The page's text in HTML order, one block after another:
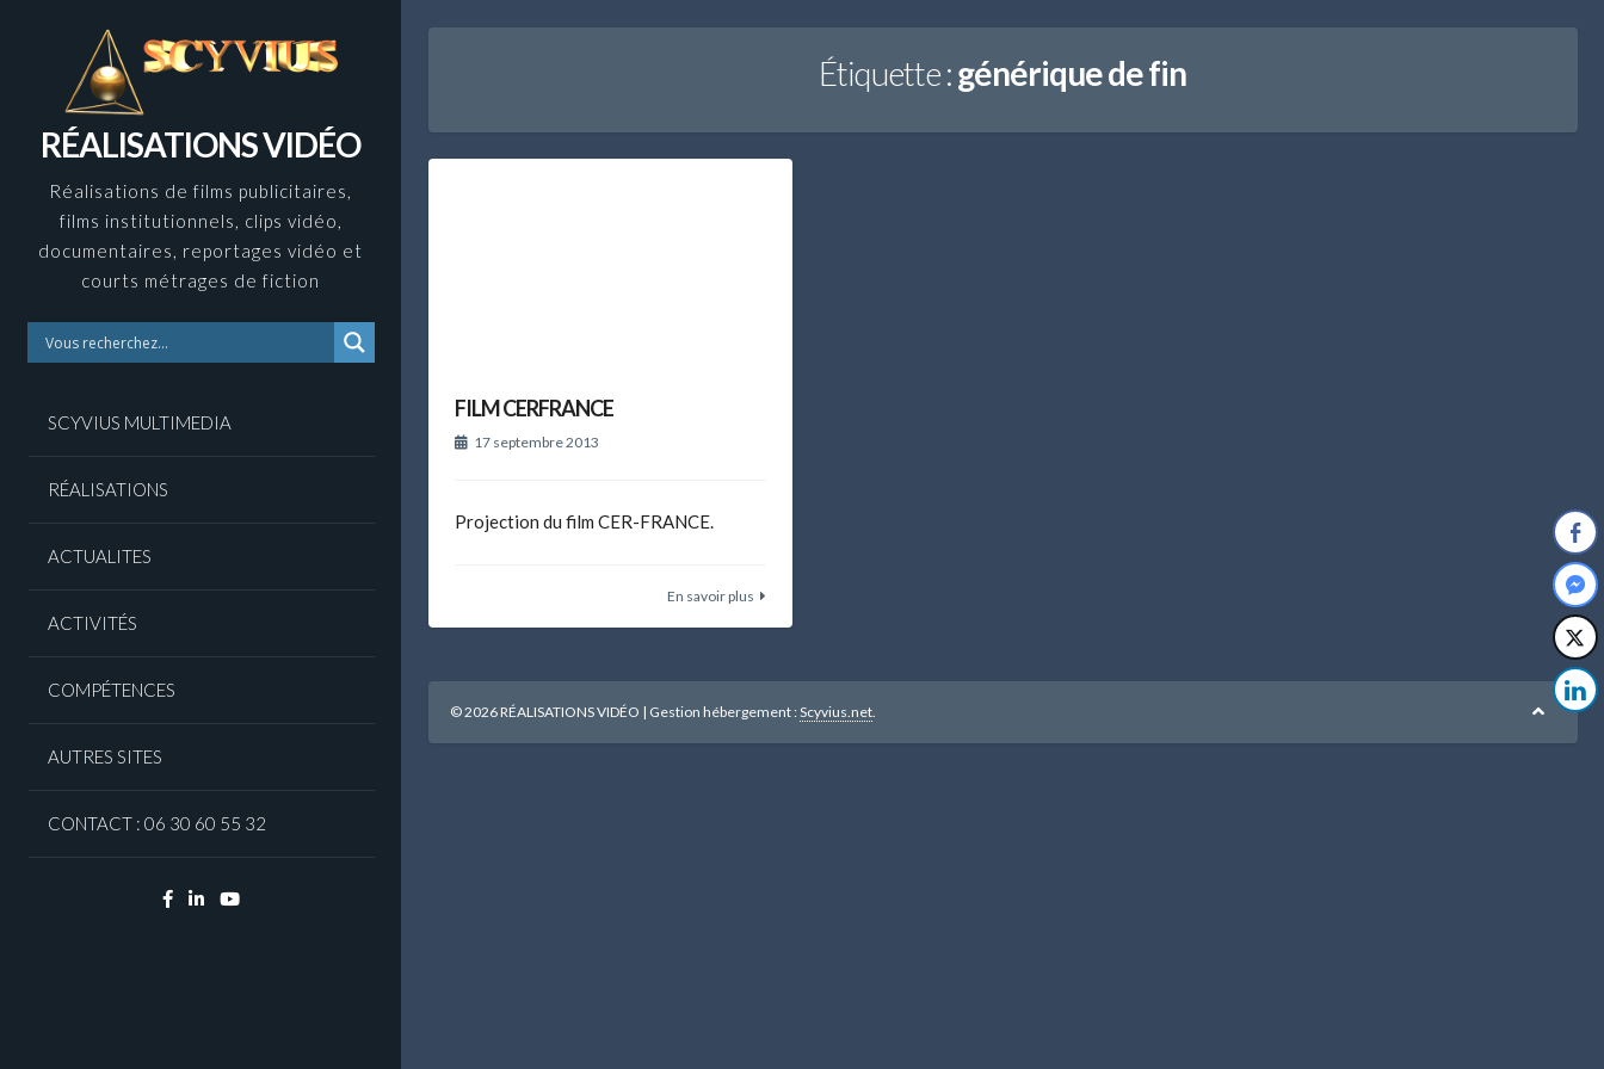
RÉALISATIONS VIDÉO
Réalisations de films publicitaires,
films institutionnels, clips vidéo,
documentaires, reportages vidéo et
courts métrages de fiction
SCYVIUS MULTIMEDIA
RÉALISATIONS
ACTUALITES
ACTIVITÉS
COMPÉTENCES
AUTRES SITES
CONTACT : 06 30 60 55 32
Facebook
LinkedinYouTube
Étiquette :générique de fin
FILM CERFRANCE
17 septembre 2013
Projection du film CER-FRANCE.
En savoir plus
© 2026 RÉALISATIONS VIDÉO | Gestion hébergement :Scyvius.net.